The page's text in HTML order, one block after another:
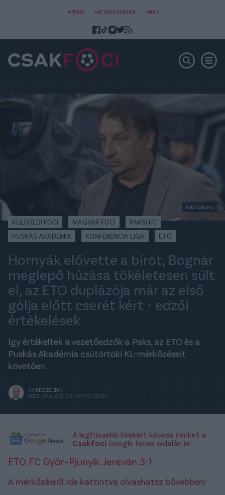
#FRADI #ÁTIGAZOLÁSOK #NB I
Fotó: pfla.hu
KÜLFÖLDI FOCI MAGYAR FOCI
PAKSI FC
PUSKÁS AKADÉMIA
KONFERENCIA LIGA ETO
Hornyák elővette a bírót, Bognár
meglepő húzása tökéletesen sült
el, az ETO duplázója már az első
gólja előtt cserét kért - edzői
értékelések
Így értékeltek a vezetőedzők a Paks, az ETO és a
Puskás Akadémia csütörtöki KL-mérkőzéseit
követően.
NYIKES ZOLTÁN
2025. JÚLIUS 31., CSÜTÖRTÖK 22:57
A legfrissebb hírekért kövess minket a
Csakfoci Google News oldalán is!
ETO FC Győr–Pjunyik Jereván 3-1
A mérkőzésről ide kattintva olvashatsz bővebben!